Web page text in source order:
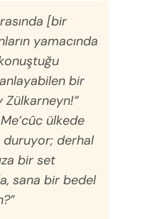
[bir
yamacında
bir
Zülkarneyn!”
ülkede
duruyor; derhal
bir set
sana bir bedel